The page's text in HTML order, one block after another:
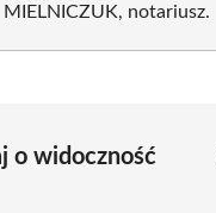
MIELNICZUK, notariusz.
o widoczność